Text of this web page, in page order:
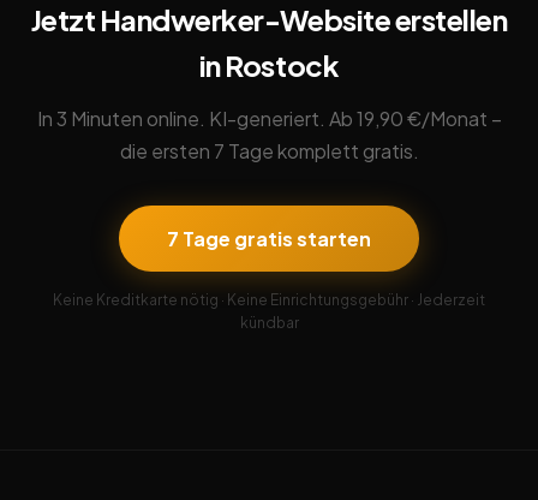
Jetzt Handwerker-Website erstellen
in Rostock
In 3 Minuten online. KI-generiert. Ab 19,90 €/Monat –
die ersten 7 Tage komplett gratis.
7 Tage gratis starten
Keine Kreditkarte nötig · Keine Einrichtungsgebühr · Jederzeit
kündbar